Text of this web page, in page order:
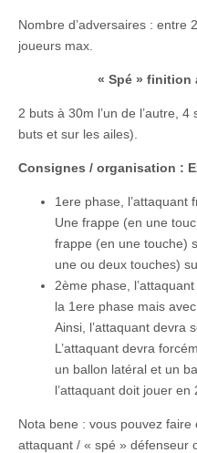
Nombre d’adversaires : entre
joueurs max.
« Spé » finition
2 buts à 30m l’un de l’autre,
buts et sur les ailes).
Consignes / organisation :
1ere phase, l’attaquant
Une frappe (en une
frappe (en une touche)
une ou deux touches)
2ème phase,
la 1ere phase mais
Ainsi, l’attaquant devra
L’attaquant devra
un ballon latéral et un
l’attaquant doit jouer en
Nota bene : vous pouvez
attaquant / « spé » défenseur